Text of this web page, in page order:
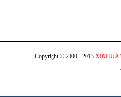
Copyright © 2000 - 2013